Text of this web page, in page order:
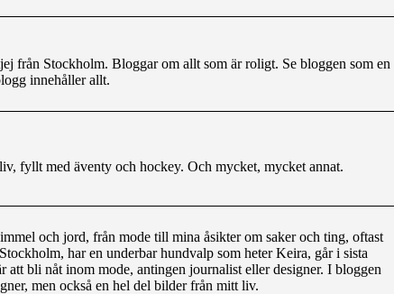
från Stockholm. Bloggar om allt som är roligt. Se bloggen som en
innehåller allt.
fyllt med äventy och hockey. Och mycket, mycket annat.
och jord, från mode till mina åsikter om saker och ting, oftast
har en underbar hundvalp som heter Keira, går i sista
att bli nåt inom mode, antingen journalist eller designer. I bloggen
men också en hel del bilder från mitt liv.